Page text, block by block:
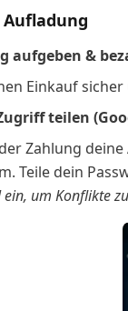
aufgeben &
Einkauf
teilen
Zahlung
Teile dein
um Konflikte